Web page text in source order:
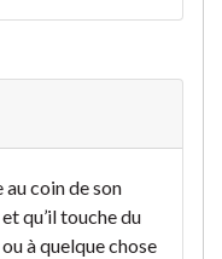
au coin de son
qu’il touche du
à quelque chose